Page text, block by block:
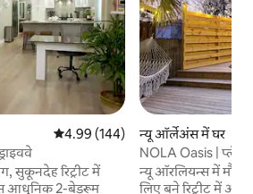
औसत रेटिंग 5 में से 4.99, 144 समीक्षाएँ
4.99 (144)
सुकूनदेह रिट्रीट में
आधुनिक 2-बेडरूम
न्यू ऑर्लेअंस में घर
NOLA Oasis | प्लंज
न्यू ऑरलियन्स में
लिए बने रिट्रीट में